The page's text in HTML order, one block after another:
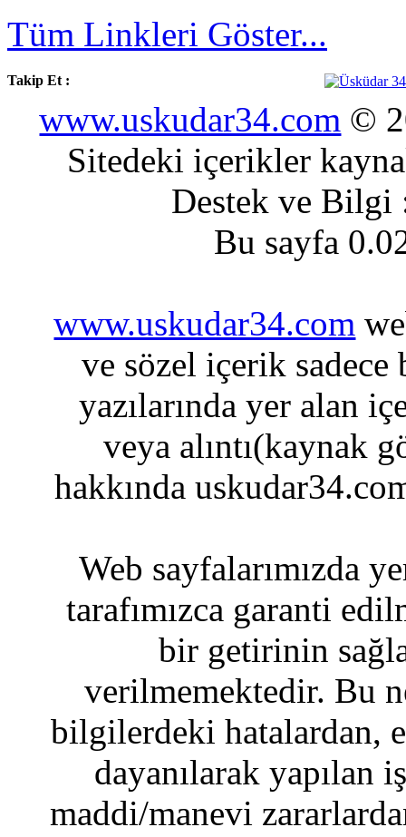
Tüm Linkleri Göster...
Takip Et :
www.uskudar34.com ©
Sitedeki içerikler
Destek ve
Bu sayfa
www.uskudar34.com
ve sözel içerik sadece
yazılarında yer alan
veya alıntı(kaynak
hakkında
Web sayfalarımızda
tarafımızca garanti
bir getirinin
verilmemektedir. Bu
bilgilerdeki hatalardan,
dayanılarak yapılan
maddi/manevi